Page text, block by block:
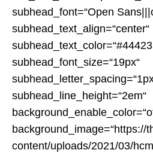
subhead_font=“Open
subhead_text_align=“center“
subhead_font_size=“19px“
subhead_line_height=“2em“
background_image=“https://
content/uploads/2021/03/